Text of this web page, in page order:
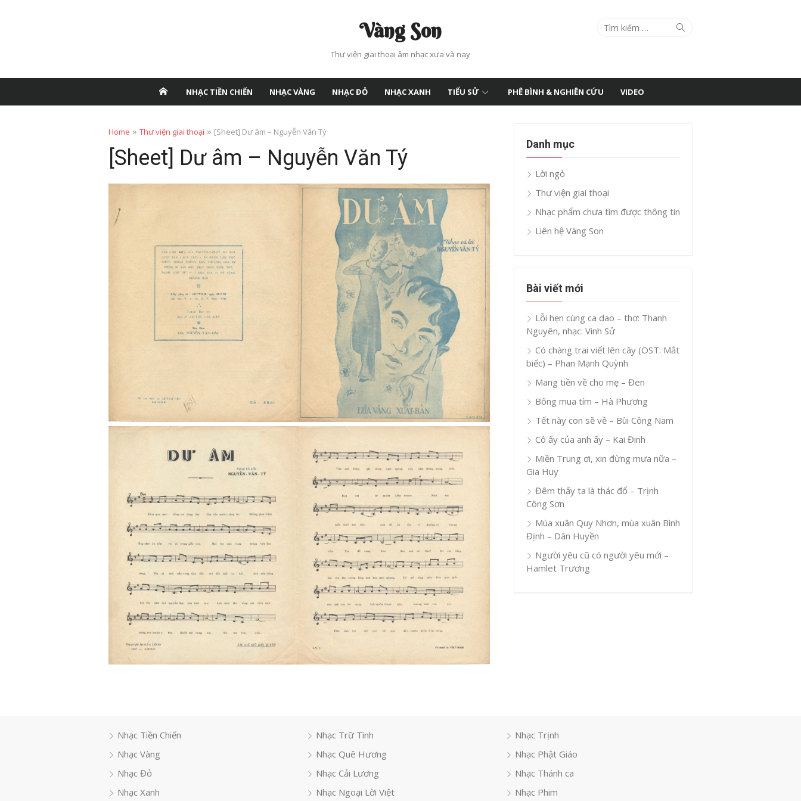
Vàng Son
Thư viện giai thoại âm nhạc xưa và nay
Search
Search
NHẠC TIỀN CHIẾN NHẠC VÀNG NHẠC ĐỎ NHẠC XANH TIỂU SỬ PHÊ BÌNH & NGHIÊN CỨU VIDEO
Home » Thư viện giai thoại » [Sheet] Dư âm – Nguyễn Văn Tý
[Sheet] Dư âm – Nguyễn Văn Tý
Danh mục
Lời ngỏ
Thư viện giai thoại
Nhạc phẩm chưa tìm được thông tin
Liên hệ Vàng Son
Bài viết mới
Lỗi hẹn cùng ca dao – thơ: Thanh
Nguyên, nhạc: Vinh Sử
Có chàng trai viết lên cây (OST: Mắt
biếc) – Phan Mạnh Quỳnh
Mang tiền về cho mẹ – Đen
Bông mua tím – Hà Phương
Tết này con sẽ về – Bùi Công Nam
Cô ấy của anh ấy – Kai Đinh
Miền Trung ơi, xin đừng mưa nữa –
Gia Huy
Đêm thấy ta là thác đổ – Trịnh
Công Sơn
Mùa xuân Quy Nhơn, mùa xuân Bình
Định – Dân Huyền
Người yêu cũ có người yêu mới –
Hamlet Trương
Nhạc Tiền Chiến
Nhạc Vàng
Nhạc Đỏ
Nhạc Xanh
Nhạc Trữ Tình
Nhạc Quê Hương
Nhạc Cải Lương
Nhạc Ngoại Lời Việt
Nhạc Trịnh
Nhạc Phật Giáo
Nhạc Thánh ca
Nhạc Phim